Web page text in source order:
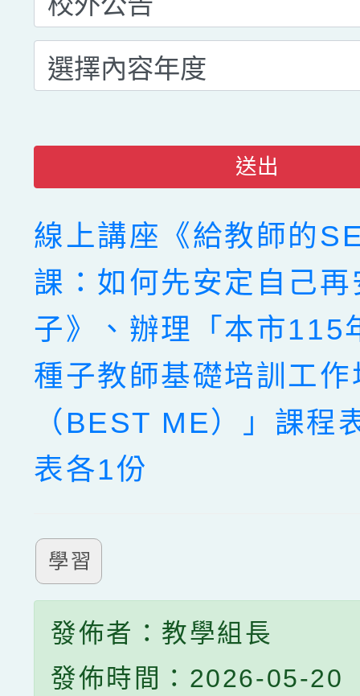
送出
線上講座《給教師的
課：如何先安定自己再
子》、辦理「本市115
種子教師基礎培訓工作
（BEST ME）」課程
表各1份
學習
發佈者：教學組長
發佈時間：2026-05-20